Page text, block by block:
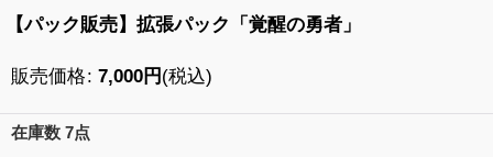
【パック販売】拡張パック「覚醒の勇者」
販売価格: 7,000円 (税込)
在庫数 7点